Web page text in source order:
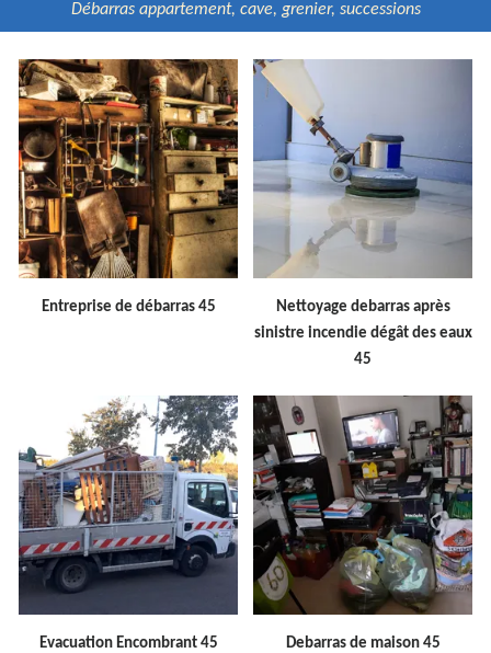
Débarras appartement, cave, grenier, successions
Entreprise de débarras 45
Nettoyage debarras après
sinistre incendie dégât des eaux
45
Evacuation Encombrant 45 Debarras de maison 45